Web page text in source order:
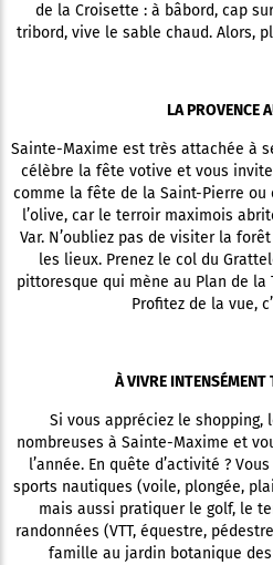
de la Croisette : à bâbord, cap
tribord, vive le sable chaud. Alors,
LA PROVENCE
Sainte-Maxime est très attachée à
célèbre la fête votive et vous
comme la fête de la Saint-Pierre
l’olive, car le terroir maximois
Var. N’oubliez pas de visiter la
les lieux. Prenez le col du
pittoresque qui mène au Plan de la
Profitez de la vue,
À VIVRE INTENSÉMENT
Si vous appréciez le
nombreuses à Sainte-Maxime et
l’année. En quête d’activité ?
sports nautiques (voile, plongée,
mais aussi pratiquer le golf, le
randonnées (VTT, équestre,
famille au jardin botanique